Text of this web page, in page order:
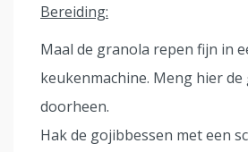
Bereiding:
Maal de granola repen fijn in
keukenmachine. Meng hier
doorheen.
Hak de gojibbessen met een